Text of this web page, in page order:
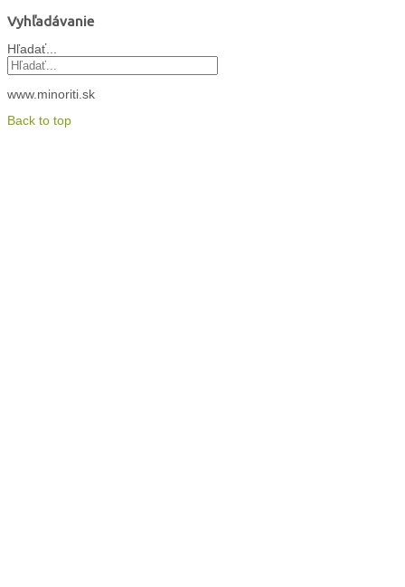
Vyhľadávanie
Hľadať...
www.minoriti.sk
Back to top